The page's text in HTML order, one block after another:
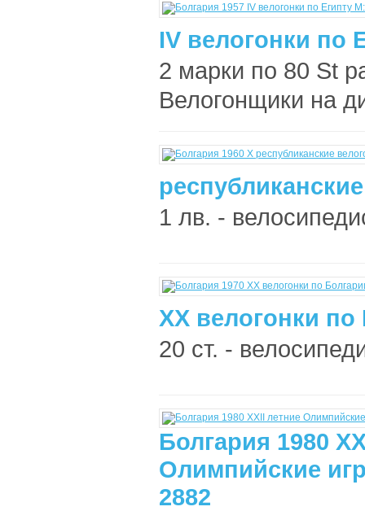
IV велогонки по
2 марки по 80 St
Велогонщики на
1 лв. -
XX велогонки
20 ст. -
Болгария 1980
Олимпийские
2882